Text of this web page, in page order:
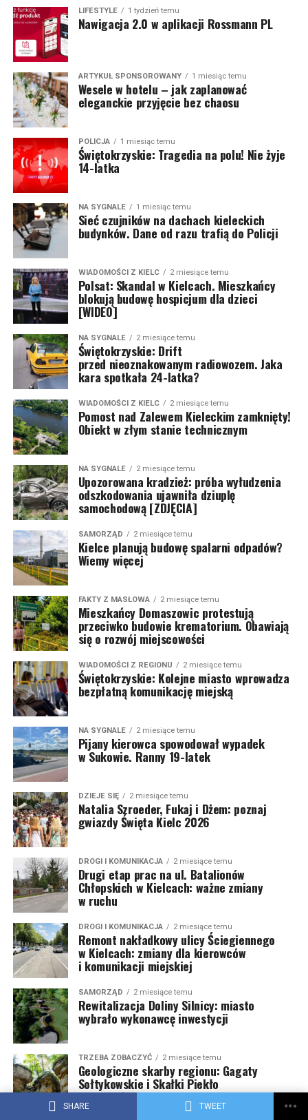
SHARE TWEET
LIFESTYLE 1 tydzień temu
Nawigacja 2.0 w aplikacji Rossmann PL
ARTYKUŁ SPONSOROWANY 1 miesiąc temu
Wesele w hotelu – jak zaplanować
eleganckie przyjęcie bez chaosu
POLICJA 1 miesiąc temu
Świętokrzyskie: Tragedia na polu! Nie żyje
14-latka
NA SYGNALE 1 miesiąc temu
Sieć czujników na dachach kieleckich
budynków. Dane od razu trafią do Policji
WIADOMOŚCI Z KIELC 2 miesiące temu
Polsat: Skandal w Kielcach. Mieszkańcy
blokują budowę hospicjum dla dzieci
[WIDEO]
NA SYGNALE 2 miesiące temu
Świętokrzyskie: Drift
przed nieoznakowanym radiowozem. Jaka
kara spotkała 24-latka?
WIADOMOŚCI Z KIELC 2 miesiące temu
Pomost nad Zalewem Kieleckim zamknięty!
Obiekt w złym stanie technicznym
NA SYGNALE 2 miesiące temu
Upozorowana kradzież: próba wyłudzenia
odszkodowania ujawniła dziuplę
samochodową [ZDJĘCIA]
SAMORZĄD 2 miesiące temu
Kielce planują budowę spalarni odpadów?
Wiemy więcej
FAKTY Z MASŁOWA 2 miesiące temu
Mieszkańcy Domaszowic protestują
przeciwko budowie krematorium. Obawiają
się o rozwój miejscowości
WIADOMOŚCI Z REGIONU 2 miesiące temu
Świętokrzyskie: Kolejne miasto wprowadza
bezpłatną komunikację miejską
NA SYGNALE 2 miesiące temu
Pijany kierowca spowodował wypadek
w Sukowie. Ranny 19-latek
DZIEJE SIĘ 2 miesiące temu
Natalia Szroeder, Fukaj i Dżem: poznaj
gwiazdy Święta Kielc 2026
DROGI I KOMUNIKACJA 2 miesiące temu
Drugi etap prac na ul. Batalionów
Chłopskich w Kielcach: ważne zmiany
w ruchu
DROGI I KOMUNIKACJA 2 miesiące temu
Remont nakładkowy ulicy Ściegiennego
w Kielcach: zmiany dla kierowców
i komunikacji miejskiej
SAMORZĄD 2 miesiące temu
Rewitalizacja Doliny Silnicy: miasto
wybrało wykonawcę inwestycji
TRZEBA ZOBACZYĆ 2 miesiące temu
Geologiczne skarby regionu: Gagaty
Sołtykowskie i Skałki Piekło
pod Niekłaniem